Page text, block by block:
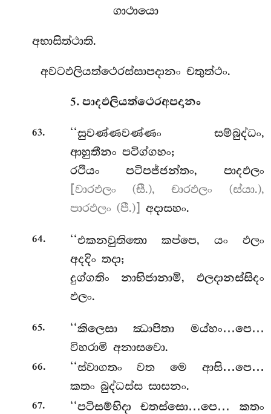
ගාථායො
අභාසිත්ථාති.
අවටඵලියත්ථෙරස්සාපදානං චතුත්ථං.
5. පාදඵලියත්ථෙරඅපදානං
63.
‘‘සුවණ්ණවණ්ණං සම්බුද්ධං,
ආහුතීනං පටිග්ගහං;
රථියං පටිපජ්ජන්තං, පාදඵලං
[වාරඵලං (සී.), චාරඵලං (ස්යා.),
පාරඵලං (පී.)]
අදාසහං.
64.
‘‘එකනවුතිතො කප්පෙ, යං ඵලං
අදදිං තදා;
දුග්ගතිං නාභිජානාමි, ඵලදානස්සිදං
ඵලං.
65. ‘‘කිලෙසාඣාපිතා මය්හං…පෙ…
විහරාමි අනාසවො.
66.
‘‘ස්වාගතං වත මෙ ආසි…පෙ…
කතං බුද්ධස්ස සාසනං.
67.
‘‘පටිසම්භිදා චතස්සො…පෙ… කතං